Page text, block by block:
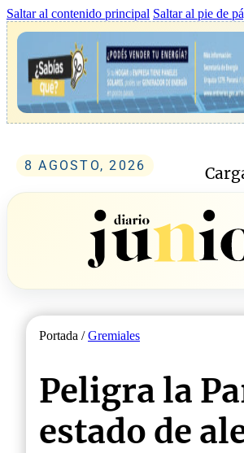
Saltar al contenido principal Saltar al pie de
8 AGOSTO, 2026
Portada /Gremiales
Peligra la
estado de